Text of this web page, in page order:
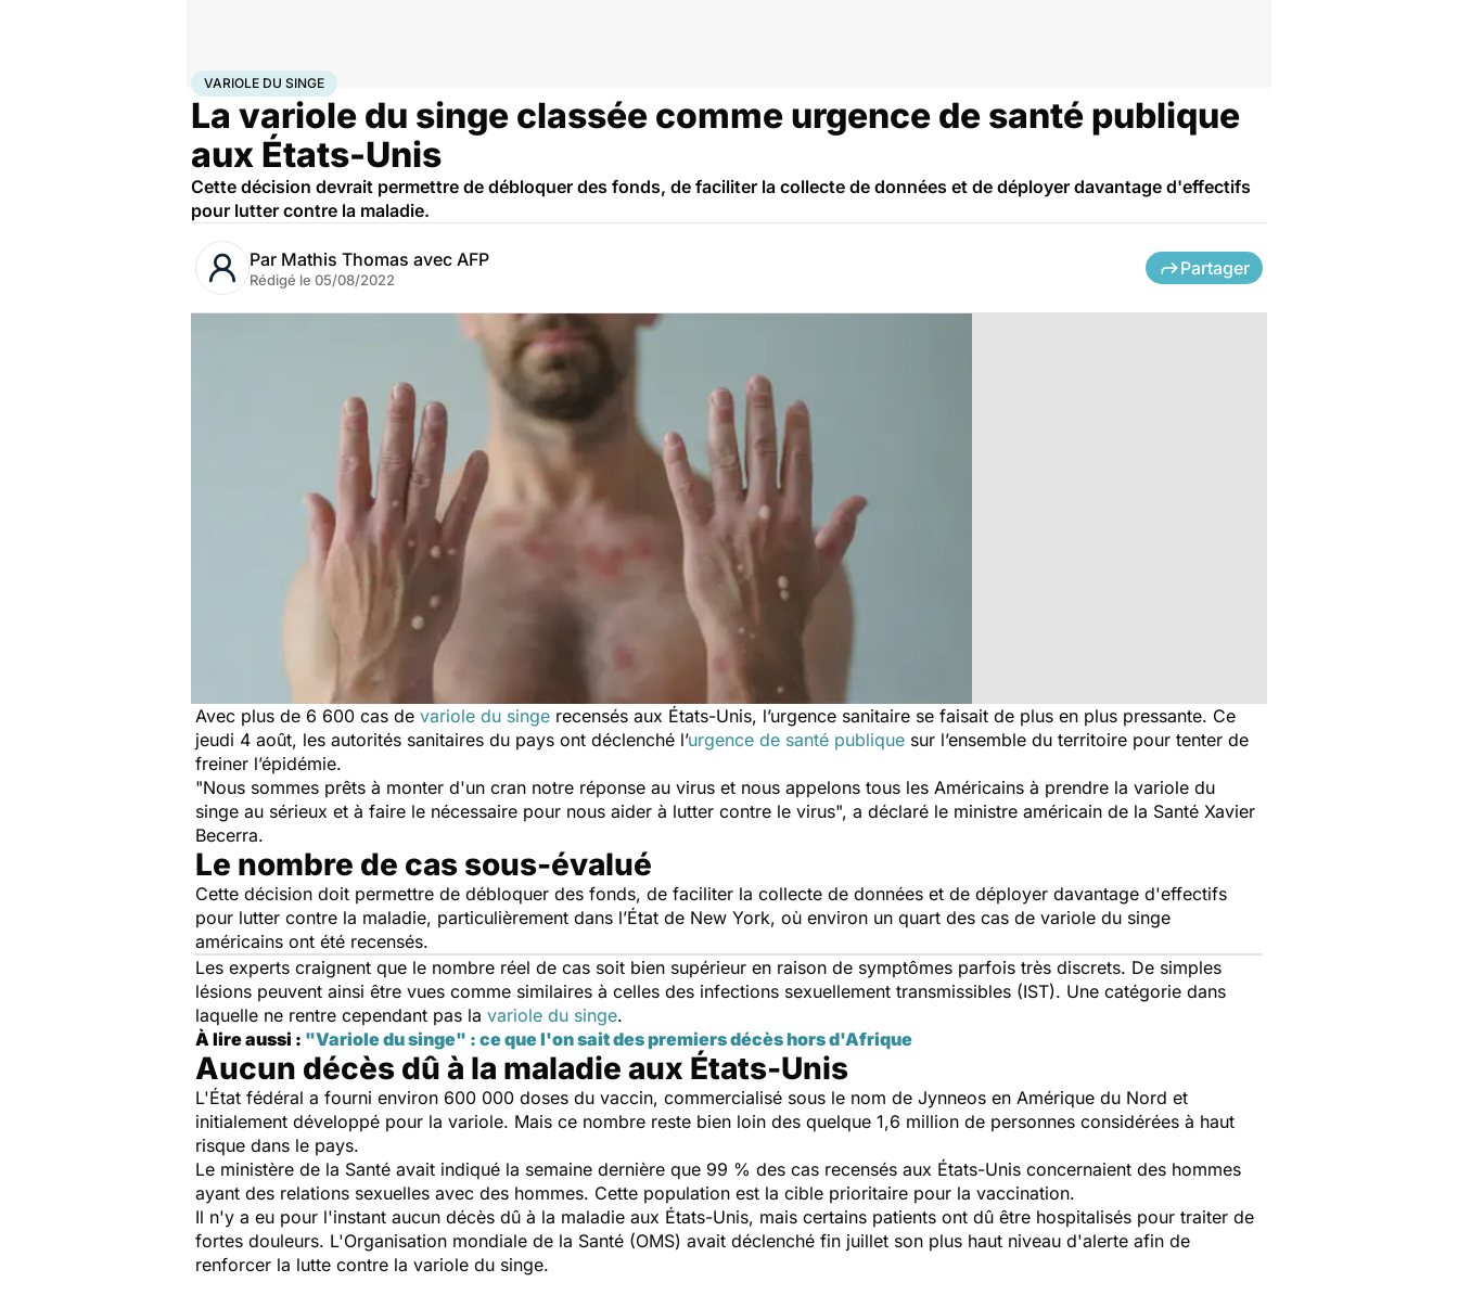
AccueilSantéMaladies Maladies infectieuses
VARIOLE DU SINGE
La variole du singe classée comme urgence de santé publique
aux États-Unis
Cette décision devrait permettre de débloquer des fonds, de faciliter la collecte de données et de déployer davantage d'effectifs
pour lutter contre la maladie.
Par Mathis Thomas avec AFP
Rédigé le 05/08/2022
Partager
Avec plus de 6 600 cas de variole du singe recensés aux États-Unis, l’urgence sanitaire se faisait de plus en plus pressante. Ce
jeudi 4 août, les autorités sanitaires du pays ont déclenché l’urgence de santé publique sur l’ensemble du territoire pour tenter de
freiner l’épidémie.
"Nous sommes prêts à monter d'un cran notre réponse au virus et nous appelons tous les Américains à prendre la variole du
singe au sérieux et à faire le nécessaire pour nous aider à lutter contre le virus", a déclaré le ministre américain de la Santé Xavier
Becerra.
Le nombre de cas sous-évalué
Cette décision doit permettre de débloquer des fonds, de faciliter la collecte de données et de déployer davantage d'effectifs
pour lutter contre la maladie, particulièrement dans l’État de New York, où environ un quart des cas de variole du singe
américains ont été recensés.
Les experts craignent que le nombre réel de cas soit bien supérieur en raison de symptômes parfois très discrets. De simples
lésions peuvent ainsi être vues comme similaires à celles des infections sexuellement transmissibles (IST). Une catégorie dans
laquelle ne rentre cependant pas la variole du singe.
À lire aussi : "Variole du singe" : ce que l'on sait des premiers décès hors d'Afrique
Aucun décès dû à la maladie aux États-Unis
L'État fédéral a fourni environ 600 000 doses du vaccin, commercialisé sous le nom de Jynneos en Amérique du Nord et
initialement développé pour la variole. Mais ce nombre reste bien loin des quelque 1,6 million de personnes considérées à haut
risque dans le pays.
Le ministère de la Santé avait indiqué la semaine dernière que 99 % des cas recensés aux États-Unis concernaient des hommes
ayant des relations sexuelles avec des hommes. Cette population est la cible prioritaire pour la vaccination.
Il n'y a eu pour l'instant aucun décès dû à la maladie aux États-Unis, mais certains patients ont dû être hospitalisés pour traiter de
fortes douleurs. L'Organisation mondiale de la Santé (OMS) avait déclenché fin juillet son plus haut niveau d'alerte afin de
renforcer la lutte contre la variole du singe.